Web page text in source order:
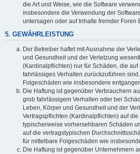
die Art und Weise, wie die Software
insbesondere die Verwendung der
untersagen oder auf Inhalte fremder Foren
5. GEWÄHRLEISTUNG
Der Betreiber haftet mit Ausnahme der
und Gesundheit und der Verletzung
(Kardinalpflichten) nur für Schäden, die
fahrlässiges Verhalten zurückzuführen
Folgeschäden wie insbesondere
Die Haftung ist gegenüber Verbrauchern
grob fahrlässigem Verhalten oder bei
Leben, Körper und Gesundheit und der
Vertragspflichten (Kardinalpflichten) auf
typischerweise vorhersehbaren Schäden
auf die vertragstypischen
für mittelbare Folgeschäden wie
Die Haftung ist gegenüber Unternehmern